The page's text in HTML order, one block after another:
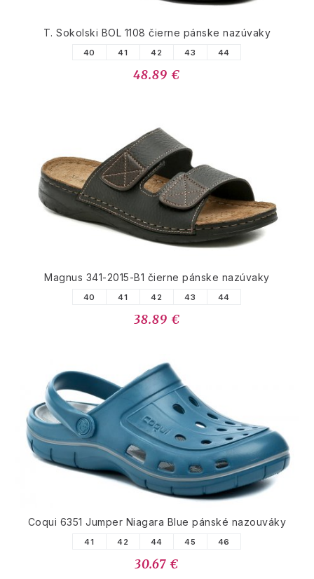
T. Sokolski BOL 1108 čierne pánske nazúvaky
40 41 42 43 44
48.89 €
Magnus 341-2015-B1 čierne pánske nazúvaky
40 41 42 43 44
38.89 €
Coqui 6351 Jumper Niagara Blue pánské nazouváky
41 42 44 45 46
30.67 €